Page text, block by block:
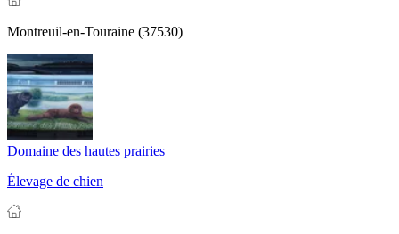
Montreuil-en-Touraine (37530)
Domaine des hautes prairies
Élevage de chien